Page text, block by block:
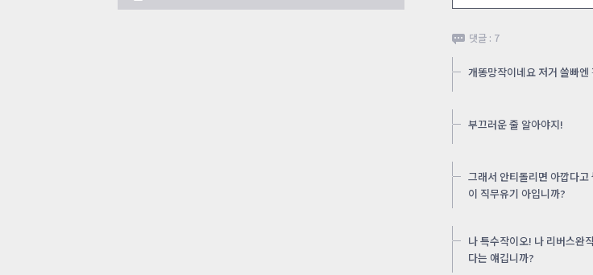
댓글 : 7
개똥망작이네요 저거 쓸빠엔
부끄러운 줄 알아야지!
그래서 안티돌리면 아깝다
이 직무유기 아입니까?
나 특수작이오! 나 리버스완
다는 얘깁니까?